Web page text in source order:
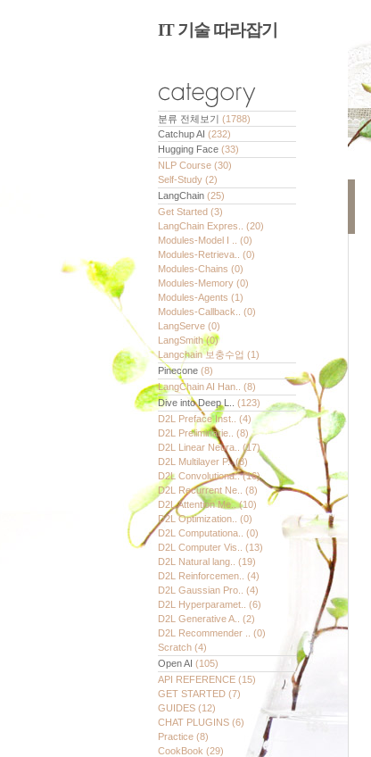
IT 기술 따라잡기
분류 전체보기 (1788)
Catchup AI (232)
Hugging Face (33)
NLP Course (30)
Self-Study (2)
LangChain (25)
Get Started (3)
LangChain Expres.. (20)
Modules-Model I .. (0)
Modules-Retrieva.. (0)
Modules-Chains (0)
Modules-Memory (0)
Modules-Agents (1)
Modules-Callback.. (0)
LangServe (0)
LangSmith(0)
Langchain 보충수업 (1)
Pinecone (8)
LangChain AI Han.. (8)
Dive into Deep L.. (123)
D2L Preface Inst.. (4)
D2L Preliminarie.. (8)
D2L Linear Neura.. (17)
D2L Multilayer P..(8)
D2L Convolutiona..(16)
D2L Recurrent Ne.. (8)
D2L Attention Me..(10)
D2L Optimization.. (0)
D2L Computationa.. (0)
D2L Computer Vis.. (13)
D2L Natural lang.. (19)
D2L Reinforcemen.. (4)
D2L Gaussian Pro.. (4)
D2L Hyperparamet.. (6)
D2L Generative A.. (2)
D2L Recommender .. (0)
Scratch (4)
Open AI (105)
API REFERENCE (15)
GET STARTED (7)
GUIDES (12)
CHAT PLUGINS (6)
Practice (8)
CookBook (29)